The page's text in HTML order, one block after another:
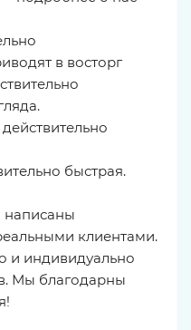
в восторг
быстрая.
написаны
клиентами.
и индивидуально
Мы благодарны